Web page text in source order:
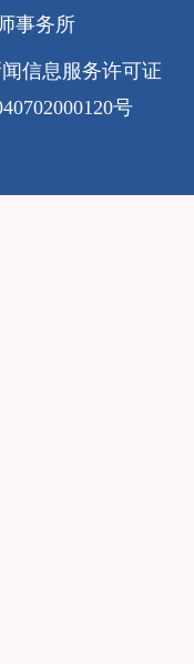
事务所
信息服务许可证
号